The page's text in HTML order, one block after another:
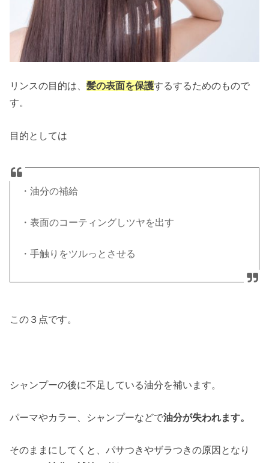
リンスの目的は、髪の表面を保護するするためのもので
す。
目的としては
・油分の補給
・表面のコーティングしツヤを出す
・手触りをツルっとさせる
この３点です。
シャンプーの後に不足している油分を補います。
パーマやカラー、シャンプーなどで油分が失われます。
そのままにしてくと、パサつきやザラつきの原因となり